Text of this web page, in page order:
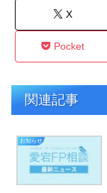
X
Pocket
関連記事
お知らせ